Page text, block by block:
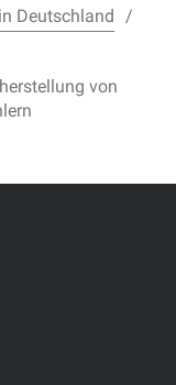
Deutschland
von